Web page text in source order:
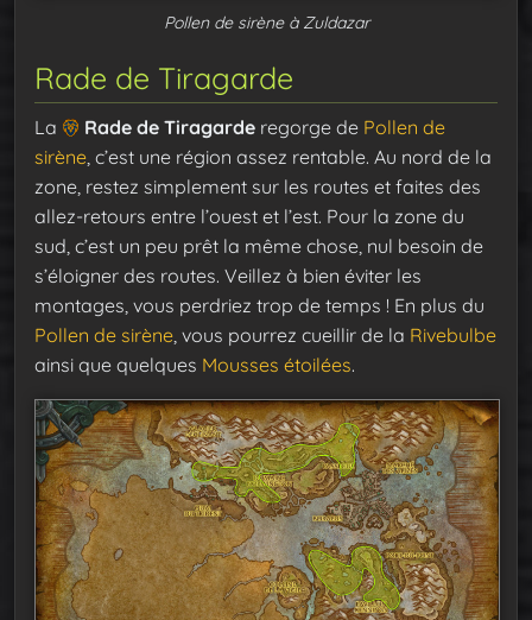
Pollen de sirène à Zuldazar
Rade de Tiragarde
La Rade de Tiragarde regorge de Pollen de
sirène , c’est une région assez rentable. Au nord de la
zone, restez simplement sur les routes et faites des
allez-retours entre l’ouest et l’est. Pour la zone du
sud, c’est un peu prêt la même chose, nul besoin de
s’éloigner des routes. Veillez à bien éviter les
montages, vous perdriez trop de temps ! En plus du
Pollen de sirène , vous pourrez cueillir de la Rivebulbe
ainsi que quelques Mousses étoilées.